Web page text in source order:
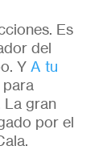
Es
del
Y A tu
La gran
por el